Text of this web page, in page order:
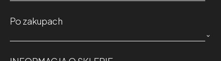
Po zakupach
